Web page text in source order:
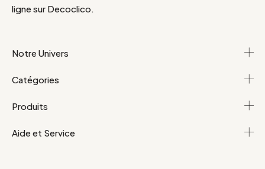
ligne sur Decoclico.
Notre Univers
Catégories
Produits
Aide et Service